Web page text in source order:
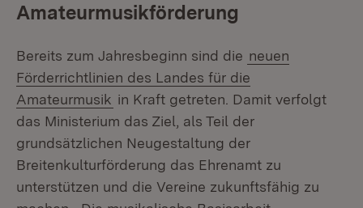
Amateurmusikförderung
Bereits zum Jahresbeginn sind die neuen
Förderrichtlinien des Landes für die
Amateurmusik in Kraft getreten. Damit verfolgt
das Ministerium das Ziel, als Teil der
grundsätzlichen Neugestaltung der
Breitenkulturförderung das Ehrenamt zu
unterstützen und die Vereine zukunftsfähig zu